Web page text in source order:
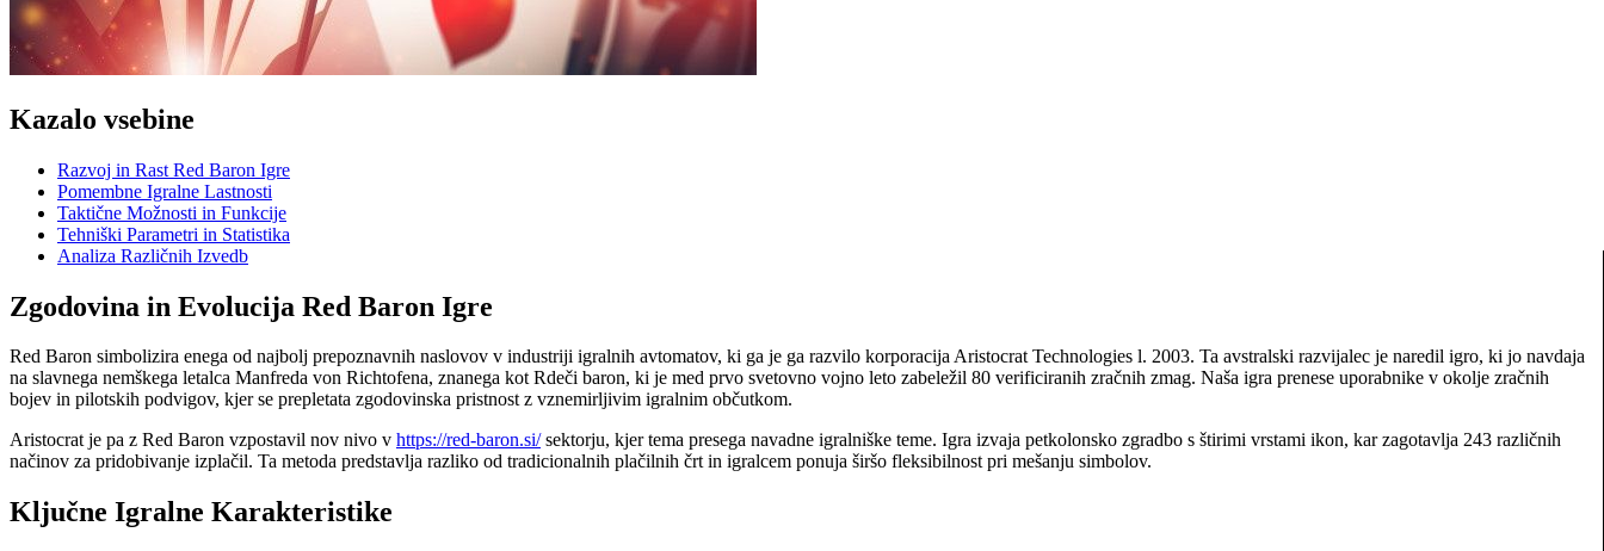
Kazalo vsebine
Razvoj in Rast Red Baron Igre
Pomembne Igralne Lastnosti
Taktične Možnosti in Funkcije
Tehniški Parametri in Statistika
Analiza Različnih Izvedb
Zgodovina in Evolucija Red Baron Igre
Red Baron simbolizira enega od najbolj prepoznavnih naslovov v industriji igralnih avtomatov, ki ga je ga razvilo korporacija Aristocrat Technologies l. 2003. Ta avstralski razvijalec je naredil igro, ki jo navdaja
na slavnega nemškega letalca Manfreda von Richtofena, znanega kot Rdeči baron, ki je med prvo svetovno vojno leto zabeležil 80 verificiranih zračnih zmag. Naša igra prenese uporabnike v okolje zračnih
bojev in pilotskih podvigov, kjer se prepletata zgodovinska pristnost z vznemirljivim igralnim občutkom.
Aristocrat je pa z Red Baron vzpostavil nov nivo v https://red-baron.si/sektorju, kjer tema presega navadne igralniške teme. Igra izvaja petkolonsko zgradbo s štirimi vrstami ikon, kar zagotavlja 243 različnih
načinov za pridobivanje izplačil. Ta metoda predstavlja razliko od tradicionalnih plačilnih črt in igralcem ponuja širšo fleksibilnost pri mešanju simbolov.
Ključne Igralne Karakteristike